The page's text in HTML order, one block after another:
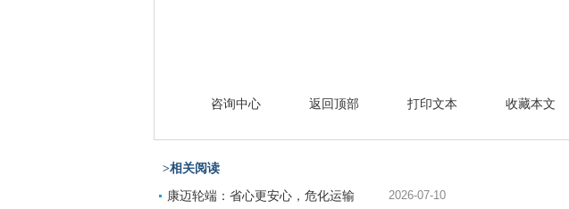
咨询中心 返回顶部 打印文本 收藏本文
>相关阅读
康迈轮端：省心更安心，危化运输 2026-07-10